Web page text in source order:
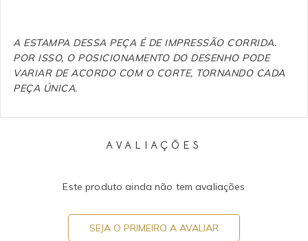
A ESTAMPA DESSA PEÇA É DE IMPRESSÃO CORRIDA.
POR ISSO, O POSICIONAMENTO DO DESENHO PODE
VARIAR DE ACORDO COM O CORTE, TORNANDO CADA
PEÇA ÚNICA.
AVALIAÇÕES
Este produto ainda não tem avaliações
SEJA O PRIMEIRO A AVALIAR